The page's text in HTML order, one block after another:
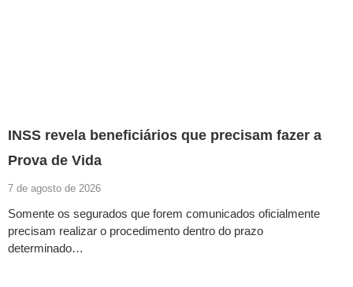
INSS revela beneficiários que precisam fazer a
Prova de Vida
7 de agosto de 2026
Somente os segurados que forem comunicados oficialmente
precisam realizar o procedimento dentro do prazo
determinado…